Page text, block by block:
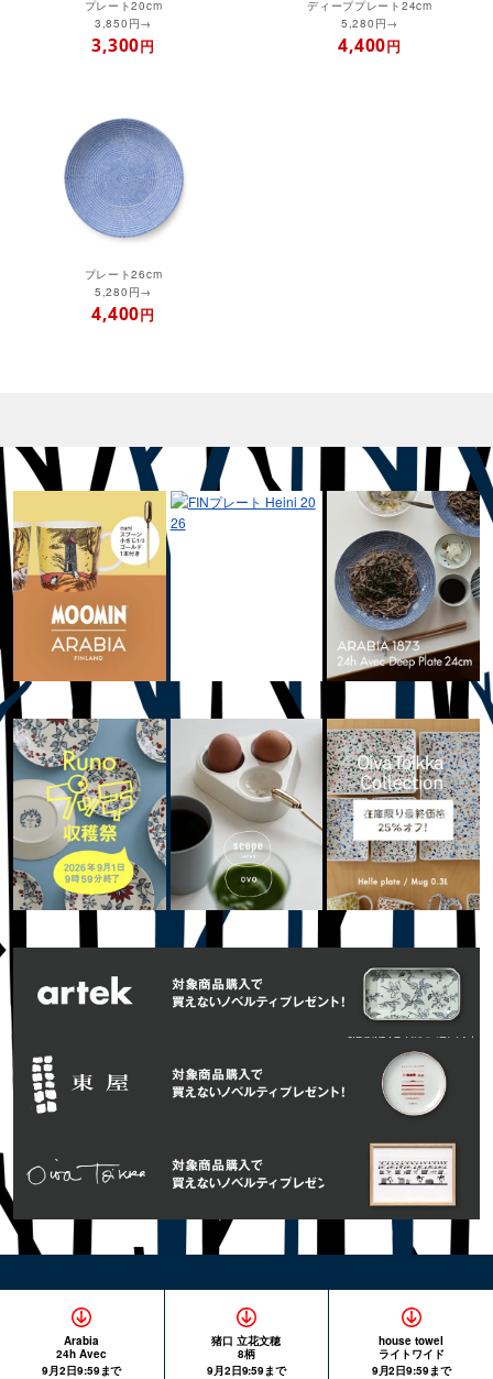
プレート20cm
3,850円→
3,300円
ディーププレート24cm
5,280円→
4,400円
プレート26cm
5,280円→
4,400円
Arabia
24h Avec
9月2日9:59まで
猪口 立花文穂
8柄
9月2日9:59まで
house towel
ライトワイド
9月2日9:59まで